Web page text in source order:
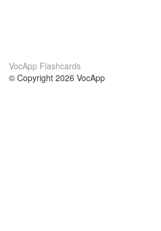
VocApp Flashcards
© Copyright 2026 VocApp